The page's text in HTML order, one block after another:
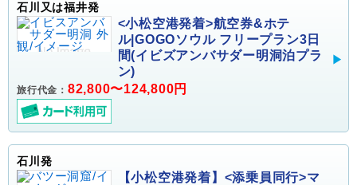
石川又は福井発
<小松空港発着>航空券&ホテ
ル|GOGOソウル フリープラン3日
間(イビズアンバサダー明洞泊プラ
ン)
旅行代金： 82,800〜124,800円
石川発
【小松空港発着】<添乗員同行>マ